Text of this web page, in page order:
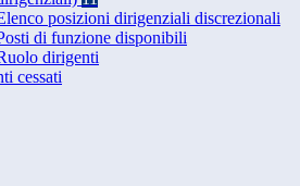
posizioni dirigenziali discrezionali
di funzione disponibili
dirigenti
cessati